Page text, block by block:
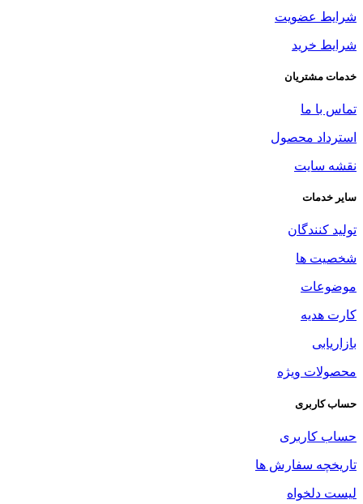
شرایط عضویت
شرایط خرید
خدمات مشتریان
تماس با ما
استرداد محصول
نقشه سایت
سایر خدمات
تولید کنندگان
شخصیت ها
موضوعات
کارت هدیه
بازاریابی
محصولات ویژه
حساب کاربری
حساب کاربری
تاریخچه سفارش ها
لیست دلخواه